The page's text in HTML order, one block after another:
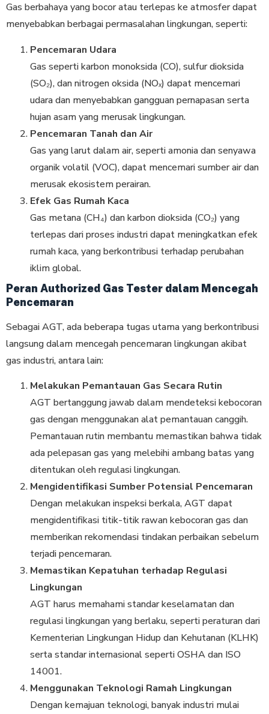
Gas berbahaya yang bocor atau terlepas ke atmosfer dapat
menyebabkan berbagai permasalahan lingkungan, seperti:
Pencemaran Udara
Gas seperti karbon monoksida (CO), sulfur dioksida
(SO₂), dan nitrogen oksida (NOₓ) dapat mencemari
udara dan menyebabkan gangguan pernapasan serta
hujan asam yang merusak lingkungan.
Pencemaran Tanah dan Air
Gas yang larut dalam air, seperti amonia dan senyawa
organik volatil (VOC), dapat mencemari sumber air dan
merusak ekosistem perairan.
Efek Gas Rumah Kaca
Gas metana (CH₄) dan karbon dioksida (CO₂) yang
terlepas dari proses industri dapat meningkatkan efek
rumah kaca, yang berkontribusi terhadap perubahan
iklim global.
Peran Authorized Gas Tester dalam Mencegah
Pencemaran
Sebagai AGT, ada beberapa tugas utama yang berkontribusi
langsung dalam mencegah pencemaran lingkungan akibat
gas industri, antara lain:
Melakukan Pemantauan Gas Secara Rutin
AGT bertanggung jawab dalam mendeteksi kebocoran
gas dengan menggunakan alat pemantauan canggih.
Pemantauan rutin membantu memastikan bahwa tidak
ada pelepasan gas yang melebihi ambang batas yang
ditentukan oleh regulasi lingkungan.
Mengidentifikasi Sumber Potensial Pencemaran
Dengan melakukan inspeksi berkala, AGT dapat
mengidentifikasi titik-titik rawan kebocoran gas dan
memberikan rekomendasi tindakan perbaikan sebelum
terjadi pencemaran.
Memastikan Kepatuhan terhadap Regulasi
Lingkungan
AGT harus memahami standar keselamatan dan
regulasi lingkungan yang berlaku, seperti peraturan dari
Kementerian Lingkungan Hidup dan Kehutanan (KLHK)
serta standar internasional seperti OSHA dan ISO
14001.
Menggunakan Teknologi Ramah Lingkungan
Dengan kemajuan teknologi, banyak industri mulai